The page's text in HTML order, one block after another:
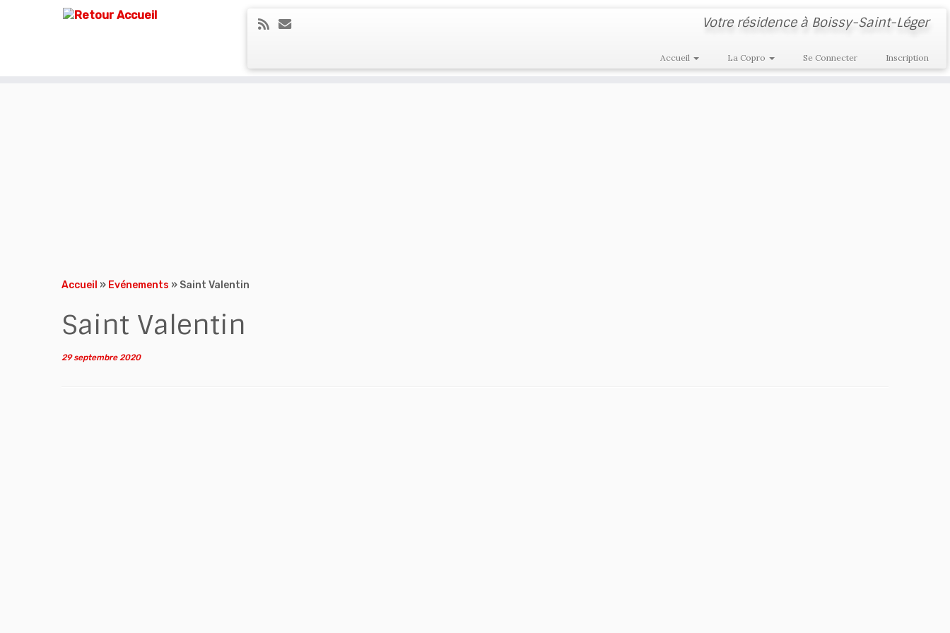
Votre résidence à Boissy-Saint-Léger
Accueil La Copro Se Connecter Inscription
Accueil » Evénements » Saint Valentin
Saint Valentin
29 septembre 2020